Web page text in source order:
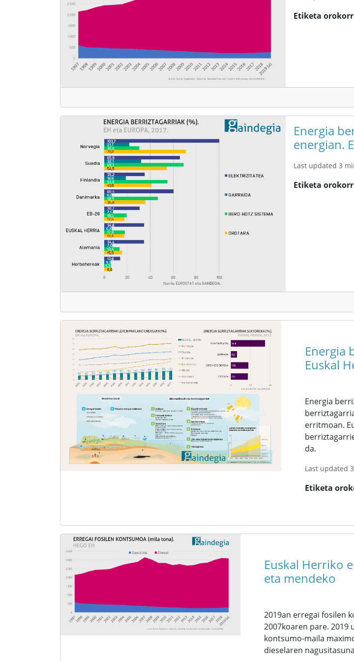
Etiketa
Energia
energian.
Last updated 3
Etiketa
Energia
Euskal
Energia
erritmoan.
da.
Last updated
Etiketa
Euskal Herriko
eta mendeko
2019an erregai fosilen
2007koaren pare. 2019
kontsumo-maila
dieselaren